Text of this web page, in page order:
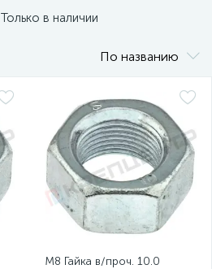
Только в наличии
По названию
М8 Гайка в/проч. 10.0